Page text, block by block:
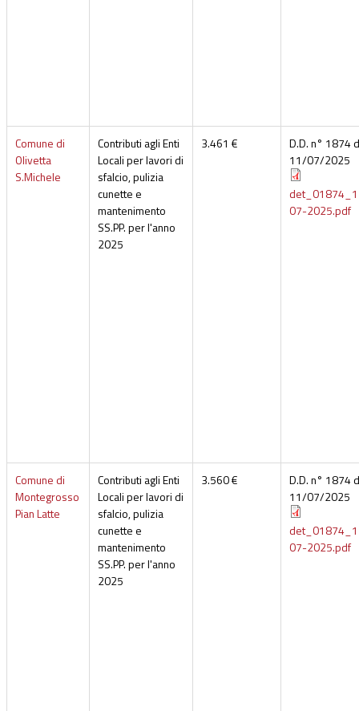
Comune di
Olivetta
S.Michele
Contributi agli Enti
Locali per lavori di
sfalcio, pulizia
cunette e
mantenimento
SS.PP. per l'anno
2025
3.461 €
D.D. n° 1874
11/07/2025
07-2025.pdf
Comune di
Montegrosso
Pian Latte
Contributi agli Enti
Locali per lavori di
sfalcio, pulizia
cunette e
mantenimento
SS.PP. per l'anno
2025
3.560 €
D.D. n° 1874
11/07/2025
07-2025.pdf